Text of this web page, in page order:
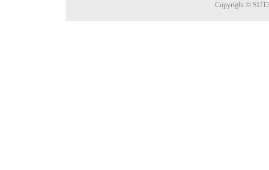
Copyright ©